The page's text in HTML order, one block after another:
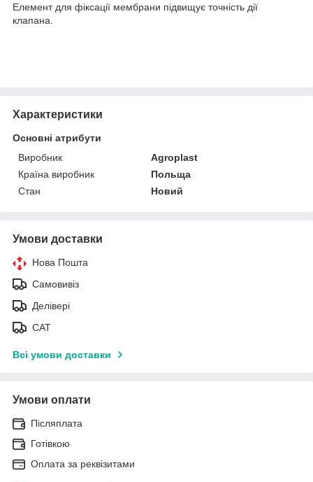
Елемент для фіксації мембрани підвищує точність дії
клапана.
Характеристики
Основні атрибути
Виробник
Agroplast
Країна виробник
Польща
Стан
Новий
Умови доставки
Нова Пошта
Самовивіз
Делівері
САТ
Всі умови доставки
Умови оплати
Післяплата
Готівкою
Оплата за реквізитами